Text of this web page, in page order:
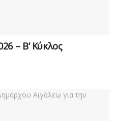
– Β’ Κύκλος